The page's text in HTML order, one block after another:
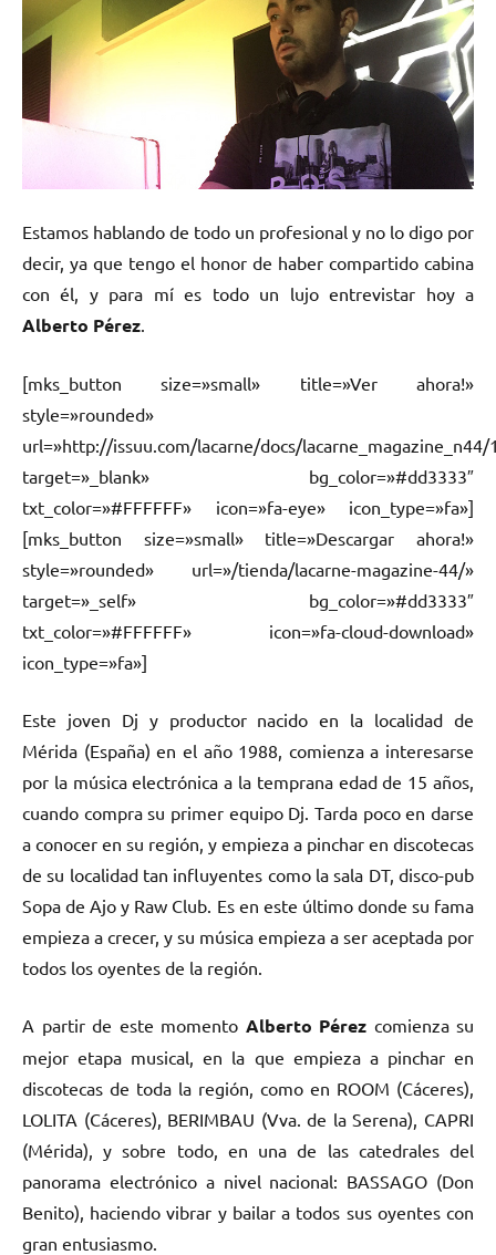
Estamos hablando de todo un profesional y no lo digo por
decir, ya que tengo el honor de haber compartido cabina
con él, y para mí es todo un lujo entrevistar hoy a
Alberto Pérez
[mks_button size=»small» title=»Ver ahora!»
style=»rounded»
url=»http://issuu.com/lacarne/docs/lacarne_magazine_n44/
target=»_blank» bg_color=»#dd3333″
txt_color=»#FFFFFF» icon=»fa-eye» icon_type=»fa»]
[mks_button size=»small» title=»Descargar ahora!»
style=»rounded» url=»/tienda/lacarne-magazine-44/»
target=»_self» bg_color=»#dd3333″
txt_color=»#FFFFFF» icon=»fa-cloud-download»
icon_type=»fa»]
Este joven Dj y productor nacido en la localidad de
Mérida (España) en el año 1988, comienza a interesarse
por la música electrónica a la temprana edad de 15 años,
cuando compra su primer equipo Dj. Tarda poco en darse
a conocer en su región, y empieza a pinchar en discotecas
de su localidad tan influyentes como la sala DT, disco-pub
Sopa de Ajo y Raw Club. Es en este último donde su fama
empieza a crecer, y su música empieza a ser aceptada por
todos los oyentes de la región.
A partir de este momento Alberto Pérez comienza su
mejor etapa musical, en la que empieza a pinchar en
discotecas de toda la región, como en ROOM (Cáceres),
LOLITA (Cáceres), BERIMBAU (Vva. de la Serena), CAPRI
(Mérida), y sobre todo, en una de las catedrales del
panorama electrónico a nivel nacional: BASSAGO (Don
Benito), haciendo vibrar y bailar a todos sus oyentes con
gran entusiasmo.